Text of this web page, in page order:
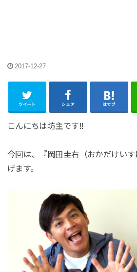
2017-12-27
ツイート シェア はてブ
こんにちは坊主です!!
今回は、『岡田圭右（おかだけい
げます。